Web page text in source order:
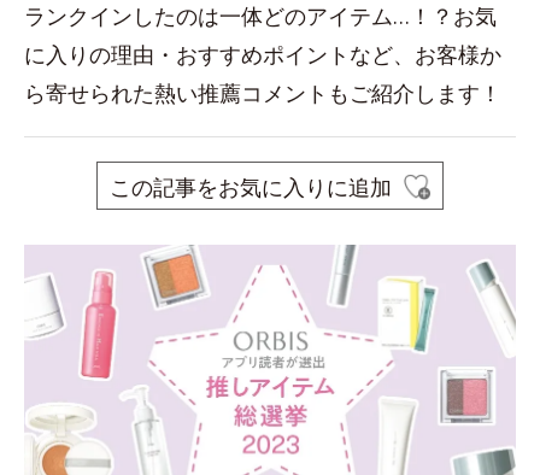
ランクインしたのは一体どのアイテム…！？お気
に入りの理由・おすすめポイントなど、お客様か
ら寄せられた熱い推薦コメントもご紹介します！
この記事をお気に入りに追加